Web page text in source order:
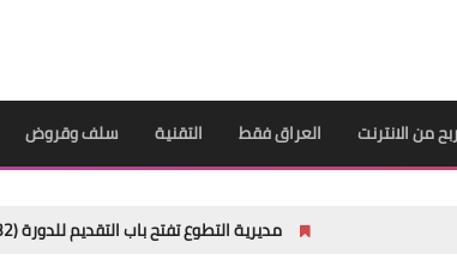
من الانترنت العراق فقط التقنية سلف وقروض
مديرية التطوع تفتح باب التقديم للدورة (32) للمعهد العالي للتطوير الأمني والإداري